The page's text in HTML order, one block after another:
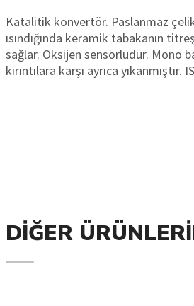
Katalitik konvertör. Paslanmaz
ısındığında keramik tabakanın
sağlar. Oksijen sensörlüdür. Mono
kırıntılara karşı ayrıca
DIĞER